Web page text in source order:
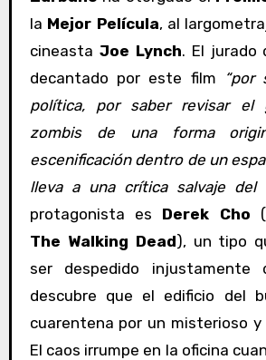
la Mejor Película, al
cineasta Joe Lynch. El jurado
decantado por este film
“por
política, por saber revisar el
zombis de una forma
escenificación dentro de un
lleva a una crítica salvaje del
protagonista es Derek Cho (
The Walking Dead), un tipo
ser despedido
descubre que el edificio del
cuarentena por un misterioso y
El caos irrumpe en la oficina